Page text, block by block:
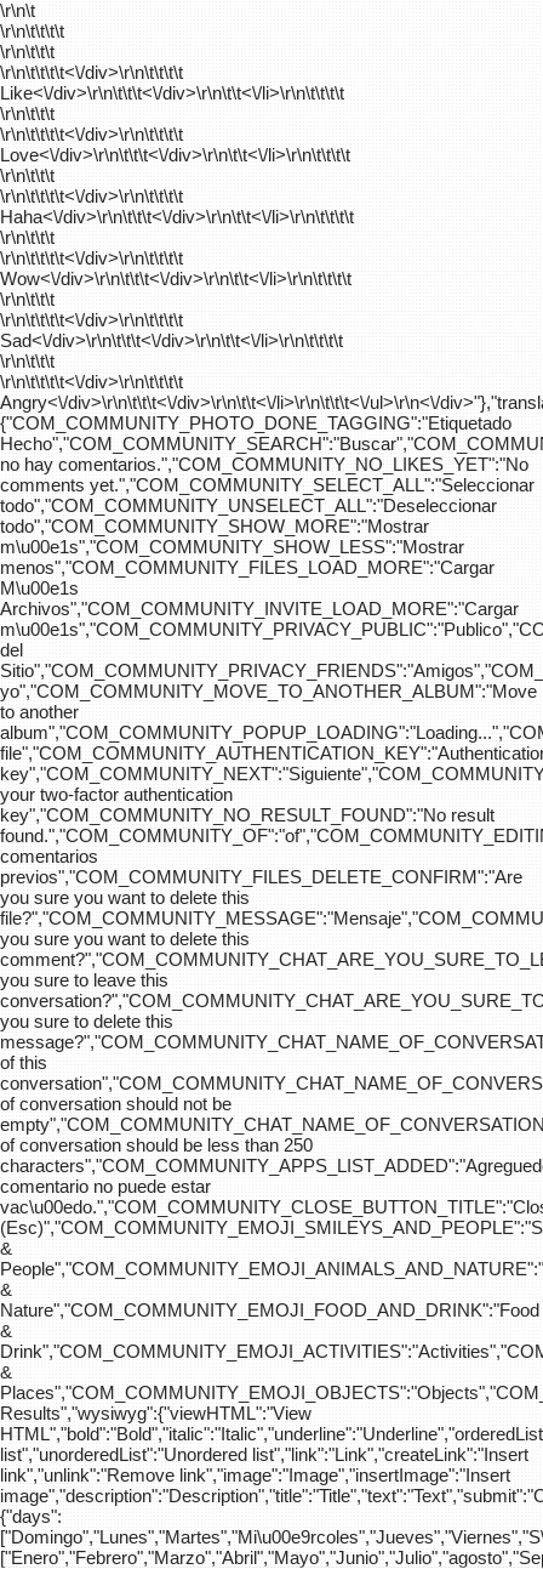
\r\n\t
\r\n\t\t\t\t
\r\n\t\t\t
\r\n\t\t\t\t<\/div>\r\n\t\t\t\t
Like<\/div>\r\n\t\t\t<\/div>\r\n\t\t<\/li>\r\n\t\t\t\t
\r\n\t\t\t
\r\n\t\t\t\t<\/div>\r\n\t\t\t\t
Love<\/div>\r\n\t\t\t<\/div>\r\n\t\t<\/li>\r\n\t\t\t\t
\r\n\t\t\t
\r\n\t\t\t\t<\/div>\r\n\t\t\t\t
Haha<\/div>\r\n\t\t\t<\/div>\r\n\t\t<\/li>\r\n\t\t\t\t
\r\n\t\t\t
\r\n\t\t\t\t<\/div>\r\n\t\t\t\t
Wow<\/div>\r\n\t\t\t<\/div>\r\n\t\t<\/li>\r\n\t\t\t\t
\r\n\t\t\t
\r\n\t\t\t\t<\/div>\r\n\t\t\t\t
Sad<\/div>\r\n\t\t\t<\/div>\r\n\t\t<\/li>\r\n\t\t\t\t
\r\n\t\t\t
\r\n\t\t\t\t<\/div>\r\n\t\t\t\t
Angry<\/div>\r\n\t\t\t<\/div>\r\n\t\t<\/li>\r\n\t\t\t<\/ul>\r\n<\/
{"COM_COMMUNITY_PHOTO_DONE_TAGGING":"Etiquetado
no hay comentarios.","COM_COMMUNITY_NO_LIKES_YET":"No
comments yet.","COM_COMMUNITY_SELECT_ALL":"Seleccionar
todo","COM_COMMUNITY_UNSELECT_ALL":"Deseleccionar
todo","COM_COMMUNITY_SHOW_MORE":"Mostrar
m\u00e1s","COM_COMMUNITY_SHOW_LESS":"Mostrar
menos","COM_COMMUNITY_FILES_LOAD_MORE":"Cargar
M\u00e1s
Archivos","COM_COMMUNITY_INVITE_LOAD_MORE":"Cargar
del
yo","COM_COMMUNITY_MOVE_TO_ANOTHER_ALBUM":"Move
to another
your two-factor authentication
key","COM_COMMUNITY_NO_RESULT_FOUND":"No result
comentarios
previos","COM_COMMUNITY_FILES_DELETE_CONFIRM":"Are
you sure you want to delete this
you sure you want to delete this
you sure to leave this
you sure to delete this
of this
of conversation should not be
of conversation should be less than 250
comentario no puede estar
&
&
Nature","COM_COMMUNITY_EMOJI_FOOD_AND_DRINK":"Food
&
&
Results","wysiwyg":{"viewHTML":"View
list","unorderedList":"Unordered list","link":"Link","createLink":"Insert
link","unlink":"Remove link","image":"Image","insertImage":"Insert
{"days":